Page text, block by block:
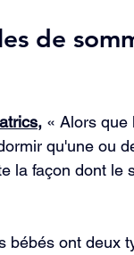
de
« Alors que
qu'une ou
la façon dont le
bébés ont deux